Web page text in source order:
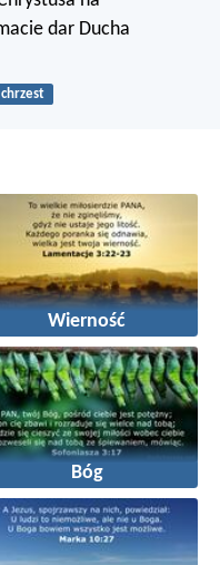
dar Ducha
chrzest
Wierność
Bóg